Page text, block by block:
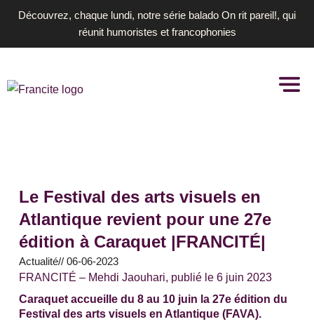
Aller
contenu
Découvrez, chaque lundi, notre série balado On rit pareil!, qui
réunit humoristes et francophonies
Le Festival des arts visuels en
Atlantique revient pour une 27e
édition à Caraquet |FRANCITÉ|
Actualité// 06-06-2023
FRANCITÉ – Mehdi Jaouhari, publié le 6 juin 2023
Caraquet accueille du 8 au 10 juin la 27e édition du
Festival des arts visuels en Atlantique (FAVA).